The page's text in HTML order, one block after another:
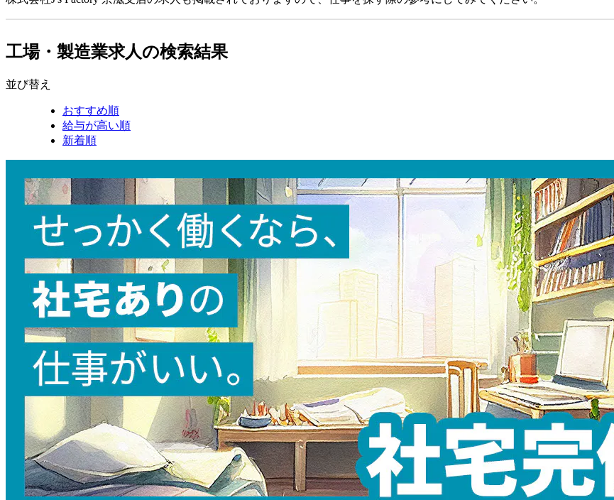
工場・製造業求人の検索結果
並び替え
おすすめ順
給与が高い順
新着順